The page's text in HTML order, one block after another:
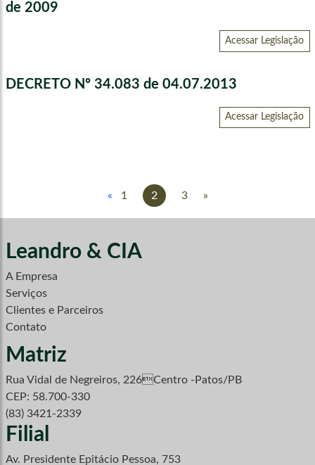
de 2009
Acessar Legislação
DECRETO Nº 34.083 de 04.07.2013
Acessar Legislação
« 1 2 3 »
Leandro & CIA
A Empresa
Serviços
Clientes e Parceiros
Contato
Matriz
Rua Vidal de Negreiros, 226Centro -Patos/PB
CEP: 58.700-330
(83) 3421-2339
Filial
Av. Presidente Epitácio Pessoa, 753